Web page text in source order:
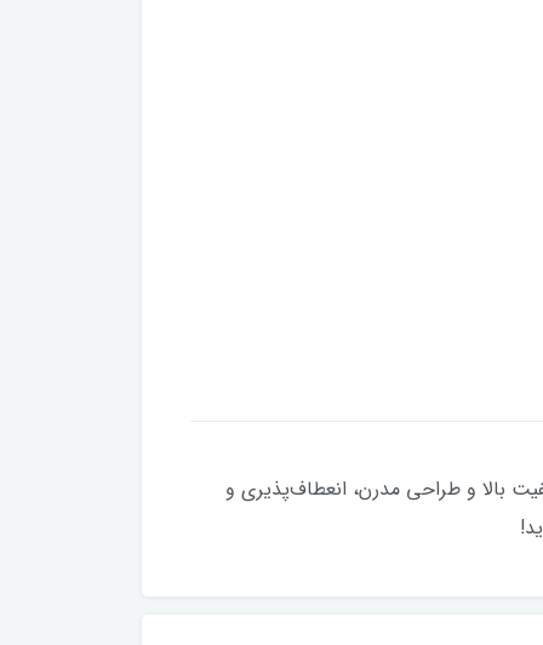
محصول با کیفیت بالا و طراحی مدرن، انعطاف‌پذیری و